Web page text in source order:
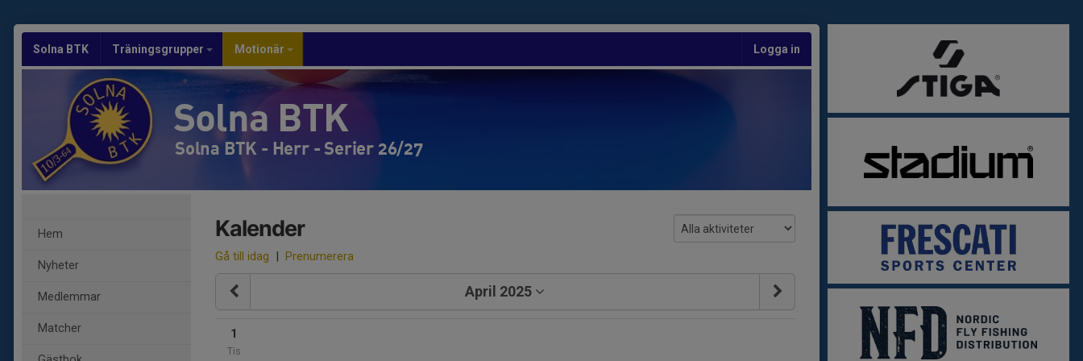
Solna BTK Träningsgrupper Motionär Logga in
Solna BTK
Solna BTK - Herr - Serier 26/27
Hem
Nyheter
Medlemmar
Matcher
Kalender
Gå till idag | Prenumerera
April 2025
1
Tis